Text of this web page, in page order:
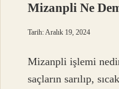
Mizanpli Ne
Tarih: Aralık 19, 2024
Mizanpli işlemi
saçların sarılıp,